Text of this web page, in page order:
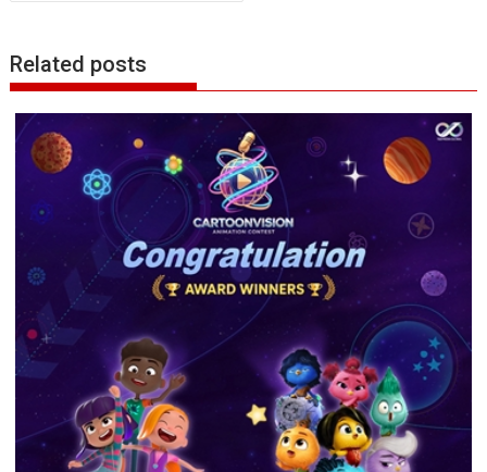
Related posts